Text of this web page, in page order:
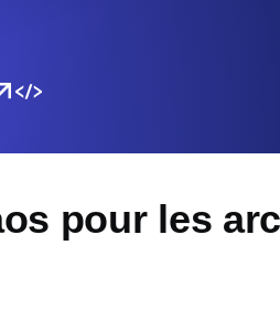
Moniteurs en YAML, JS
pour les